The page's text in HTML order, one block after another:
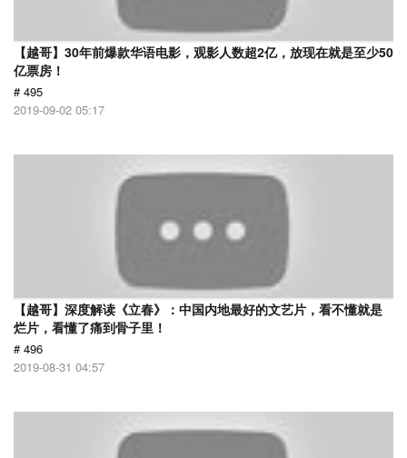
【越哥】30年前爆款华语电影，观影人数超2亿，放现在就是至少50
亿票房！
# 495
2019-09-02 05:17
【越哥】深度解读《立春》：中国内地最好的文艺片，看不懂就是
烂片，看懂了痛到骨子里！
# 496
2019-08-31 04:57